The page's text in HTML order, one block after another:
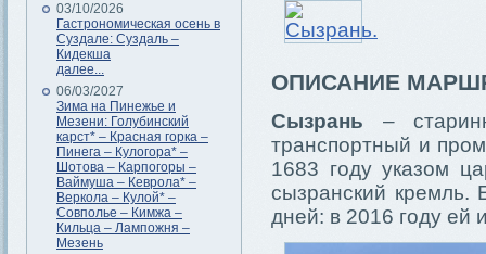
03/10/2026
Гастрономическая осень в
Суздале: Суздаль –
Кидекша
далее...
06/03/2027
Зима на Пинежье и
Мезени: Голубинский
карст* – Красная горка –
Пинега – Кулогора* –
Шотова – Карпогоры –
Ваймуша – Кеврола* –
Веркола – Кулой* –
Совполье – Кимжа –
Кильца – Лампожня –
Мезень
ОПИСАНИЕ
Сызрань –
транспортный и
1683 году указом
сызранский кремль.
дней: в 2016 году ей